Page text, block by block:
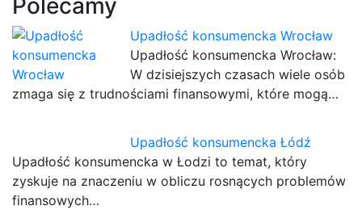
Polecamy
Upadłość konsumencka Wrocław
Upadłość konsumencka Wrocław:
W dzisiejszych czasach wiele osób
zmaga się z trudnościami finansowymi, które mogą…
Upadłość konsumencka Łódź
Upadłość konsumencka w Łodzi to temat, który
zyskuje na znaczeniu w obliczu rosnących problemów
finansowych…